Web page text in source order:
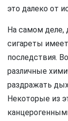
это далеко от
На самом деле,
сигареты
последствия.
различные
раздражать
Некоторые из